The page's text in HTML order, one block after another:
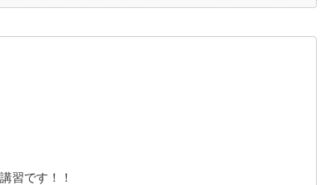
習です！！